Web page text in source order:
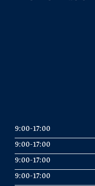
9:00-17:00
9:00-17:00
9:00-17:00
9:00-17:00